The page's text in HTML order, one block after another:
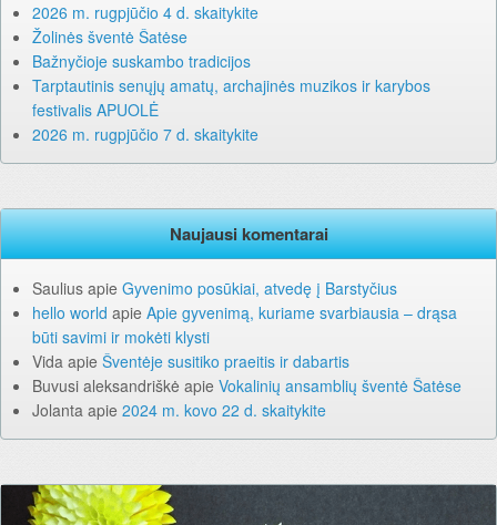
2026 m. rugpjūčio 4 d. skaitykite
Žolinės šventė Šatėse
Bažnyčioje suskambo tradicijos
Tarptautinis senųjų amatų, archajinės muzikos ir karybos
festivalis APUOLĖ
2026 m. rugpjūčio 7 d. skaitykite
Naujausi komentarai
Saulius apie Gyvenimo posūkiai, atvedę į Barstyčius
hello world apie Apie gyvenimą, kuriame svarbiausia – drąsa
būti savimi ir mokėti klysti
Vida apie Šventėje susitiko praeitis ir dabartis
Buvusi aleksandriškė apie Vokalinių ansamblių šventė Šatėse
Jolanta apie 2024 m. kovo 22 d. skaitykite